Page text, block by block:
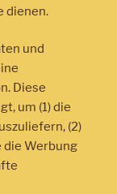
dienen.
und
Diese
um (1) die
(2)
Werbung